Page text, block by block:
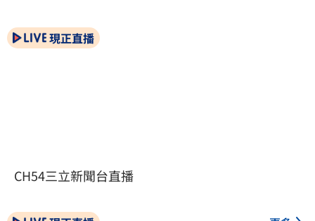
現正直播
CH54三立新聞台直播